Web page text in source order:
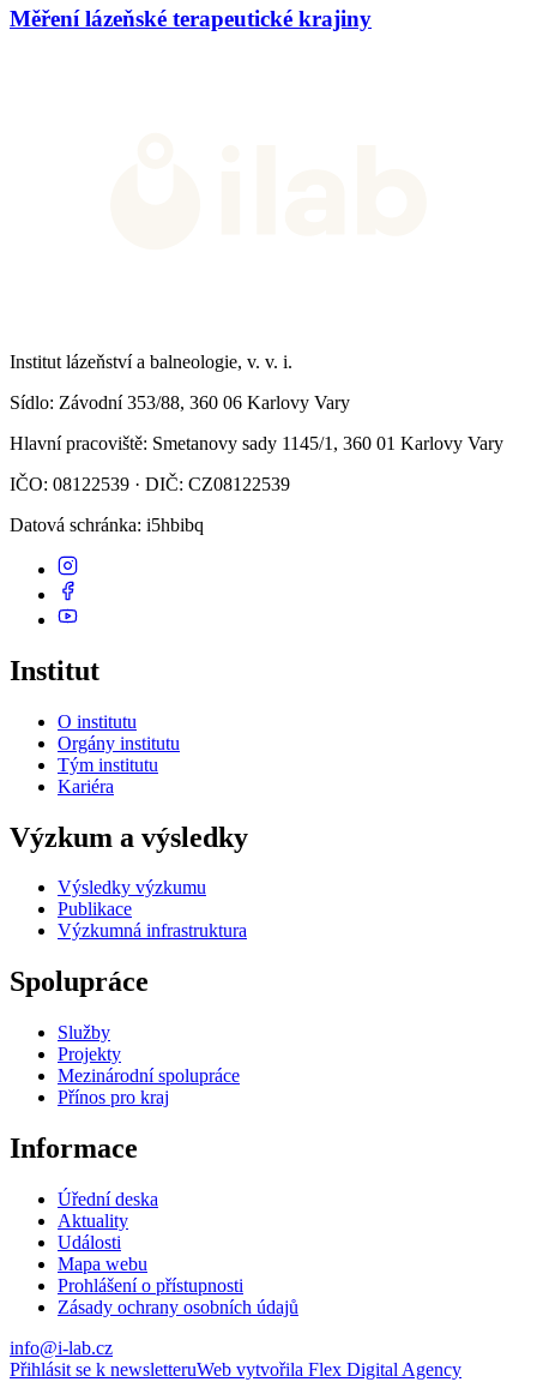
Měření lázeňské terapeutické krajiny
Institut lázeňství a balneologie, v. v. i.
Sídlo: Závodní 353/88, 360 06 Karlovy Vary
Hlavní pracoviště: Smetanovy sady 1145/1, 360 01 Karlovy Vary
IČO: 08122539 · DIČ: CZ08122539
Datová schránka: i5hbibq
Institut
O institutu
Orgány institutu
Tým institutu
Kariéra
Výzkum a výsledky
Výsledky výzkumu
Publikace
Výzkumná infrastruktura
Spolupráce
Služby
Projekty
Mezinárodní spolupráce
Přínos pro kraj
Informace
Úřední deska
Aktuality
Události
Mapa webu
Prohlášení o přístupnosti
Zásady ochrany osobních údajů
info@i-lab.cz
Přihlásit se k newsletteruWeb vytvořila Flex Digital Agency